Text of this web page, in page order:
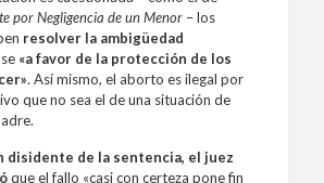
por Negligencia de un Menor – los
resolver la ambigüedad
«a favor de la protección de los
. Así mismo, el aborto es ilegal por
que no sea el de una situación de
disidente de la sentencia, el juez
que el fallo «casi con certeza pone fin